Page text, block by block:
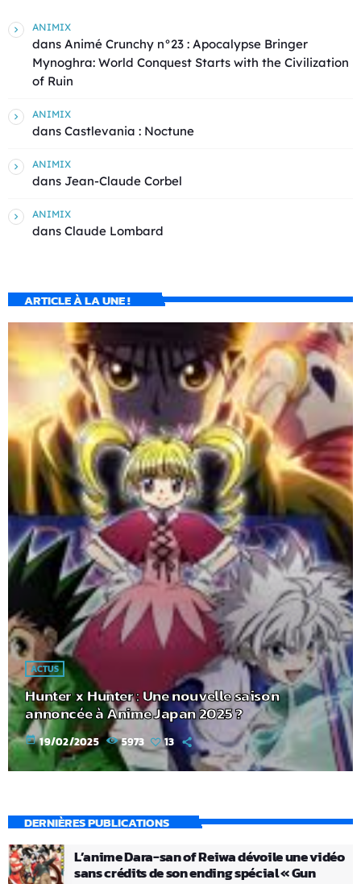
ANIMIX
dans Animé Crunchy n°23 : Apocalypse Bringer
Mynoghra: World Conquest Starts with the Civilization
of Ruin
ANIMIX
dans Castlevania : Noctune
ANIMIX
dans Jean-Claude Corbel
ANIMIX
dans Claude Lombard
ARTICLE À LA UNE !
ACTUS
Hunter x Hunter : Une nouvelle saison
annoncée à Anime Japan 2025 ?
today 19/02/2025 5973 13
DERNIÈRES PUBLICATIONS
L’anime Dara-san of Reiwa dévoile une vidéo
sans crédits de son ending spécial « Gun